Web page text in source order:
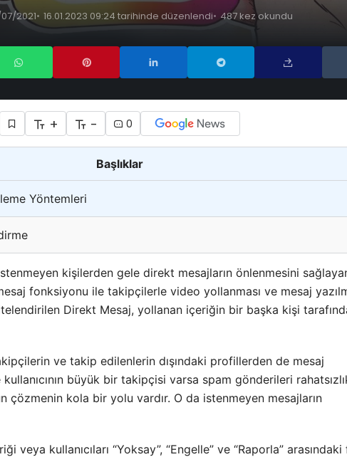
2021 16.01.2023 09:24 tarihinde düzenlendi 487 kez okundu
+ - 0
Başlıklar
Yöntemleri
kişilerden gele direkt mesajların önlenmesini
fonksiyonu ile takipçilerle video yollanması ve mesaj
Direkt Mesaj, yollanan içeriğin bir başka kişi
ve takip edilenlerin dışındaki profillerden de mesaj
büyük bir takipçisi varsa spam gönderileri
çözmenin kola bir yolu vardır. O da istenmeyen mesajların
veya kullanıcıları “Yoksay”, “Engelle” ve “Raporla” arasındaki